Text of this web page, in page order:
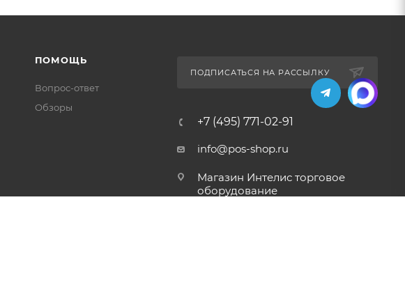
ПОМОЩЬ
Вопрос-ответ
Обзоры
ПОДПИСАТЬСЯ НА РАССЫЛКУ
+7 (495) 771-02-91
info@pos-shop.ru
Магазин Интелис торговое
оборудование